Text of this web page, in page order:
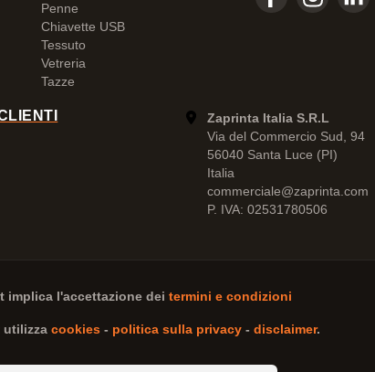
Penne
Chiavette USB
Tessuto
Vetreria
Tazze
Zaprinta Italia S.R.L
Via del Commercio Sud, 94
56040 Santa Luce (PI)
Italia
commerciale@zaprinta.com
P. IVA: 02531780506
implica l'accettazione dei termini e condizioni
utilizza cookies- politica sulla privacy- disclaimer.